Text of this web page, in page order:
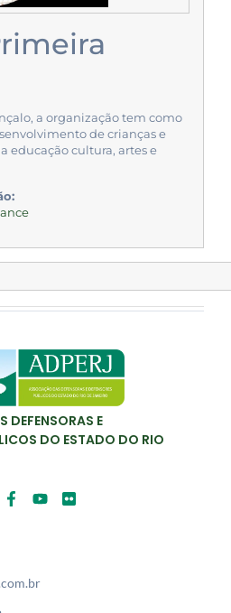
a organização tem como
de crianças e
educação cultura, artes e
E
DO ESTADO DO RIO